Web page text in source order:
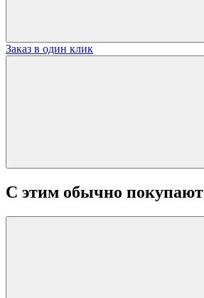
Заказ в один клик
С этим обычно покупают